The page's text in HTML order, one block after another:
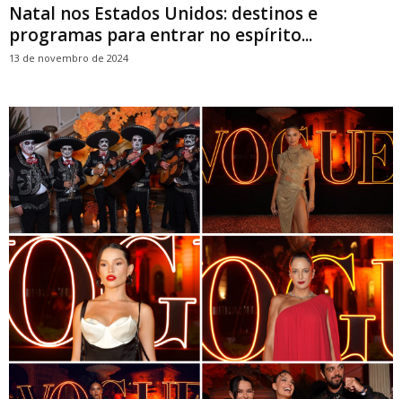
Natal nos Estados Unidos: destinos e
programas para entrar no espírito...
13 de novembro de 2024